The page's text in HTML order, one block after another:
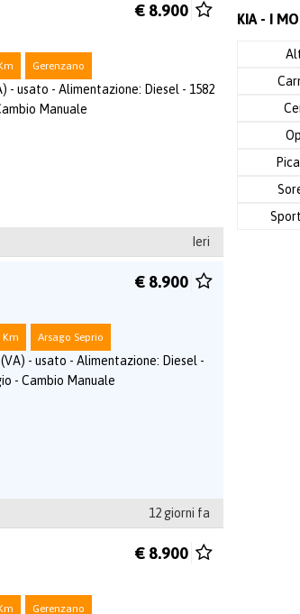
€ 8.900
Gerenzano
- usato - Alimentazione: Diesel - 1582
Manuale
Ieri
€ 8.900
Km Arsago Seprio
- usato - Alimentazione: Diesel -
- Cambio Manuale
12 giorni fa
€ 8.900
Gerenzano
KIA - I